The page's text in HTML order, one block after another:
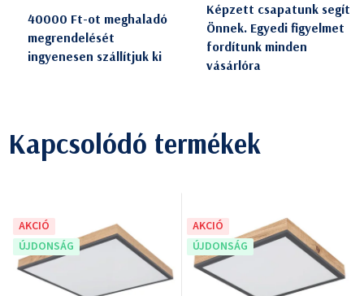
40000 Ft-ot meghaladó
megrendelését
ingyenesen szállítjuk ki
Képzett csapatunk segít
Önnek. Egyedi figyelmet
fordítunk minden
vásárlóra
Kapcsolódó termékek
AKCIÓ
ÚJDONSÁG
AKCIÓ
ÚJDONSÁG